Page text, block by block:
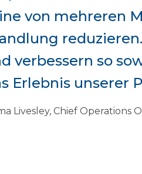
von mehreren
verbessern so
Erlebnis unserer
Livesley, Chief Operations